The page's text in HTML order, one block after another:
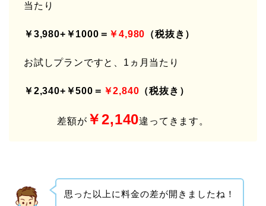
当たり
￥3,980+￥1000＝ ￥4,980 （税抜き）
お試しプランですと、1ヵ月当たり
￥2,340+￥500＝ ￥2,840 （税抜き）
差額が ￥2,140違ってきます。
思った以上に料金の差が開きましたね！